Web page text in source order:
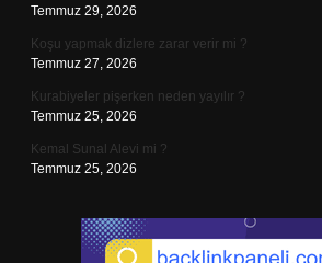
Temmuz 29, 2026
Koşu yapmak dizlere zarar verir mi ?
Temmuz 27, 2026
Kurabiyeler pişerken neden yayılır ?
Temmuz 25, 2026
Kemal Sunal Alevi mi ?
Temmuz 25, 2026